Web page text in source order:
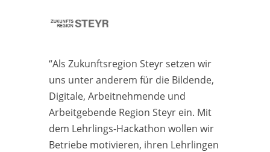
“Als Zukunftsregion Steyr setzen wir
uns unter anderem für die Bildende,
Digitale, Arbeitnehmende und
Arbeitgebende Region Steyr ein. Mit
dem Lehrlings-Hackathon wollen wir
Betriebe motivieren, ihren Lehrlingen